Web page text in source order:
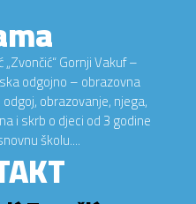
Gornji Vakuf –
odgojno – obrazovna
obrazovanje, njega,
i skrb o djeci od 3 godine
školu....